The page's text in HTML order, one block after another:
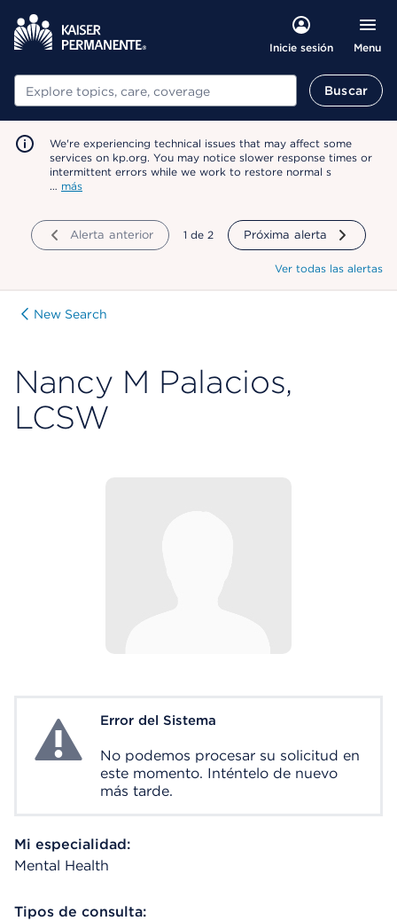
Inicie sesión Menu
Buscar Buscar
We're experiencing technical issues that may affect some
services on kp.org. You may notice slower response times or
intermittent errors while we work to restore normal s
… más
Alerta anterior mostrando
1 de 2 Próxima alerta
Ver todas las alertas
New Search
Nancy M Palacios,
LCSW
System ErrorError del Sistema
No podemos procesar su solicitud en
este momento. Inténtelo de nuevo
más tarde.
Mi especialidad:
Mental Health
Tipos de consulta: